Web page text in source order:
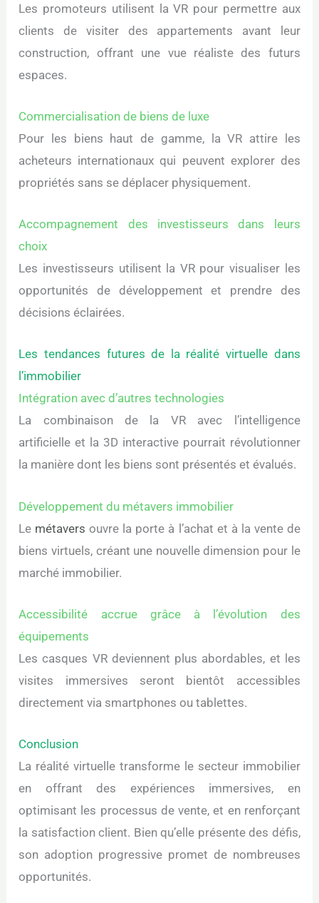
Les promoteurs utilisent la VR pour permettre aux
clients de visiter des appartements avant leur
construction, offrant une vue réaliste des futurs
espaces.
Commercialisation de biens de luxe
Pour les biens haut de gamme, la VR attire les
acheteurs internationaux qui peuvent explorer des
propriétés sans se déplacer physiquement.
Accompagnement des investisseurs dans leurs
choix
Les investisseurs utilisent la VR pour visualiser les
opportunités de développement et prendre des
décisions éclairées.
Les tendances futures de la réalité virtuelle dans
l’immobilier
Intégration avec d’autres technologies
La combinaison de la VR avec l’intelligence
artificielle et la 3D interactive pourrait révolutionner
la manière dont les biens sont présentés et évalués.
Développement du métavers immobilier
Le métavers ouvre la porte à l’achat et à la vente de
biens virtuels, créant une nouvelle dimension pour le
marché immobilier.
Accessibilité accrue grâce à l’évolution des
équipements
Les casques VR deviennent plus abordables, et les
visites immersives seront bientôt accessibles
directement via smartphones ou tablettes.
Conclusion
La réalité virtuelle transforme le secteur immobilier
en offrant des expériences immersives, en
optimisant les processus de vente, et en renforçant
la satisfaction client. Bien qu’elle présente des défis,
son adoption progressive promet de nombreuses
opportunités.